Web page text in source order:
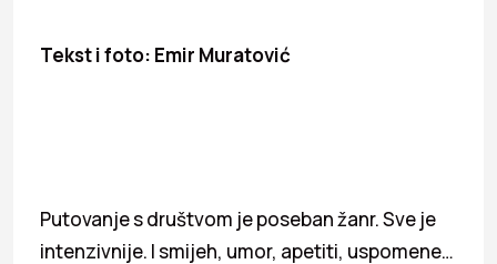
Tekst i foto: Emir Muratović
Putovanje s društvom je poseban žanr. Sve je
intenzivnije. I smijeh, umor, apetiti, uspomene…